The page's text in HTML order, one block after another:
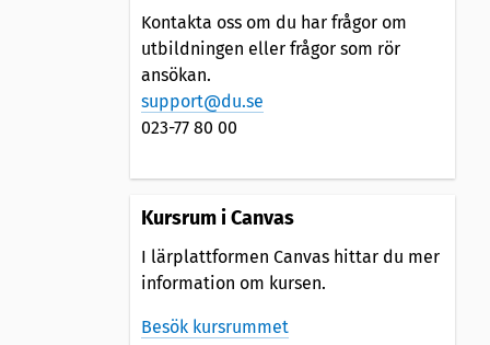
Kontakta oss om du har frågor om
utbildningen eller frågor som rör
ansökan.
support@du.se
023-77 80 00
Kursrum i Canvas
I lärplattformen Canvas hittar du mer
information om kursen.
Besök kursrummet